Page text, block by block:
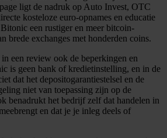
om content en advertenties te
voor social media te bieden
te analyseren. Ook delen we
adverteren en analyse. Deze
gegevens combineren met andere
heeft verstrekt of die ze hebben
uw gebruik van hun services.
ligt de nadruk op Auto Invest, OTC
kosteloze euro-opnames en educatie
een rustiger en meer bitcoin-
brede exchanges met honderden coins.
een review ook de beperkingen en
is geen bank of kredietinstelling, en in de
dat het depositogarantiestelsel en de
niet van toepassing zijn op de
benadrukt het bedrijf zelf dat handelen in
en dat je je inleg deels of